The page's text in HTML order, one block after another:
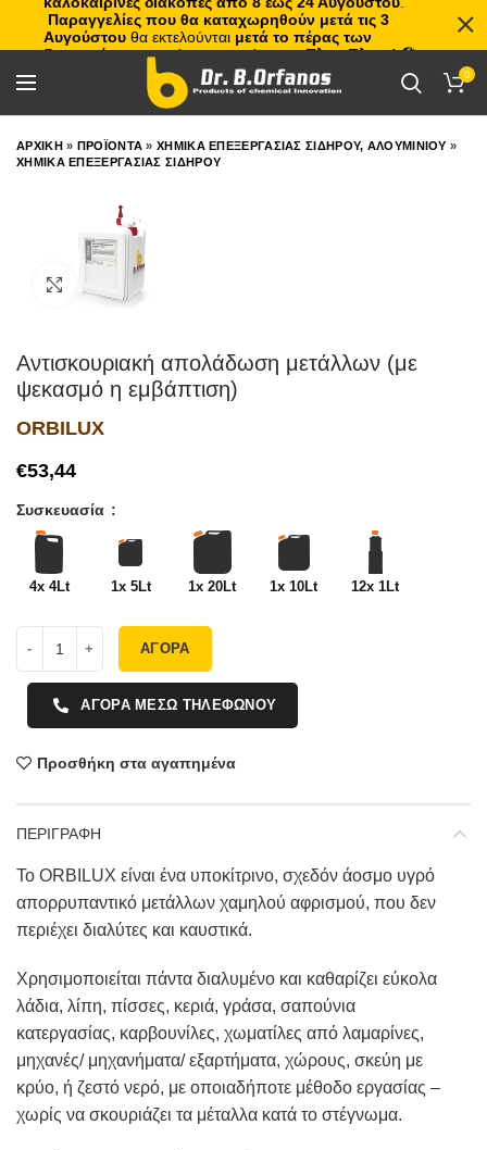
0
ΑΡΧΙΚΗ» ΠΡΟΪΟΝΤΑ »ΧΗΜΙΚΑ ΕΠΕΞΕΡΓΑΣΙΑΣ ΣΙΔΗΡΟΥ, ΑΛΟΥΜΙΝΙΟΥ »
ΧΗΜΙΚΑ ΕΠΕΞΕΡΓΑΣΙΑΣ ΣΙΔΗΡΟΥ
Αντισκουριακή απολάδωση μετάλλων (με
ψεκασμό η εμβάπτιση)
ORBILUX
€
Συσκευασία
4x 4Lt 1x 5Lt 1x 20Lt 1x 10Lt 12x 1Lt
ΑΓΟΡΑ
ΑΓΟΡΑ ΜΕΣΩ ΤΗΛΕΦΩΝΟΥ
Προσθήκη στα αγαπημένα
ΠΕΡΙΓΡΑΦΗ
Το ORBILUX είναι ένα υποκίτρινο, σχεδόν άοσμο υγρό
απορρυπαντικό μετάλλων χαμηλού αφρισμού, που δεν
περιέχει διαλύτες και καυστικά.
Χρησιμοποιείται πάντα διαλυμένο και καθαρίζει εύκολα
λάδια, λίπη, πίσσες, κεριά, γράσα, σαπούνια
κατεργασίας, καρβουνίλες, χωματίλες από λαμαρίνες,
μηχανές/ μηχανήματα/ εξαρτήματα, χώρους, σκεύη με
κρύο, ή ζεστό νερό, με οποιαδήποτε μέθοδο εργασίας –
χωρίς να σκουριάζει τα μέταλλα κατά το στέγνωμα.
Παραγγελίες που θα καταχωρηθούν μετά τις 3
Αυγούστου θα εκτελούνται μετά το πέρας των
διακοπών, με σειρά προτεραιότητας.Πλιτς Πλατς!🏖️🌊